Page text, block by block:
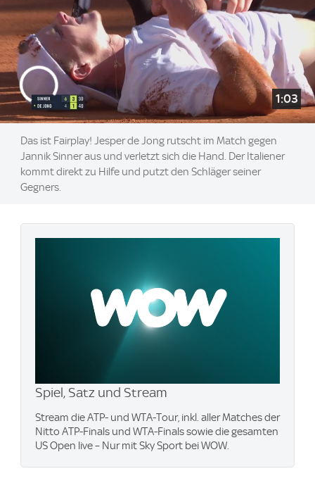
1:03
Das ist Fairplay! Jesper de Jong rutscht im Match gegen
Jannik Sinner aus und verletzt sich die Hand. Der Italiener
kommt direkt zu Hilfe und putzt den Schläger seiner
Gegners.
Spiel, Satz und Stream
Stream die ATP- und WTA-Tour, inkl. aller Matches der
Nitto ATP-Finals und WTA-Finals sowie die gesamten
US Open live – Nur mit Sky Sport bei WOW.